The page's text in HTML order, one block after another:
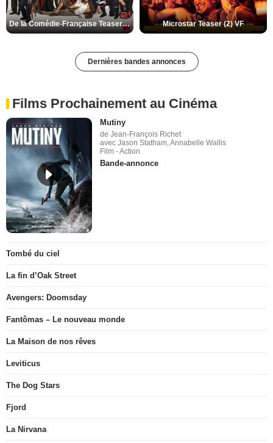
De la Comédie-Française Teaser (3) VF Microstar Teaser (2) VF
Dernières bandes annonces
Films Prochainement au Cinéma
Mutiny
de Jean-François Richet
avec Jason Statham, Annabelle Wallis
Film - Action
Bande-annonce
Tombé du ciel
La fin d’Oak Street
Avengers: Doomsday
Fantômas – Le nouveau monde
La Maison de nos rêves
Leviticus
The Dog Stars
Fjord
La Nirvana